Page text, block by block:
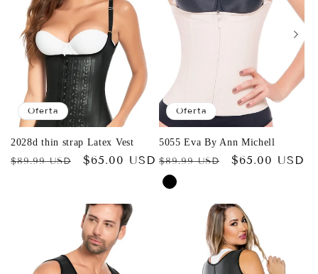
Oferta
2028d thin strap Latex Vest
Precio
$89.99 USD
Precio
$65.00 USD
Oferta
5055 Eva By Ann Michell
Precio
habitual
$89.99 USD
Precio
$65.00 USD